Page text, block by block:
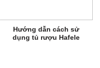
Hướng dẫn cách sử
dụng tủ rượu Hafele